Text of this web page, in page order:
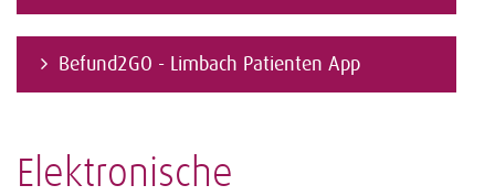
Befund2GO - Limbach Patienten App
Elektronische